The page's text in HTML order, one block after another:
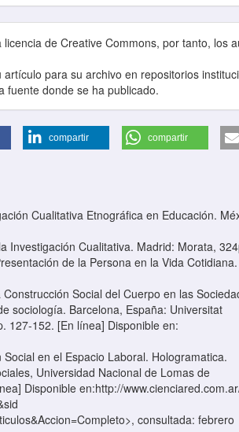
de Creative Commons, por tanto, los
para su archivo en repositorios
fuente donde se ha publicado.
compartir compartir
Cualitativa Etnográfica en Educación.
Investigación Cualitativa. Madrid: Morata,
de la Persona en la Vida Cotidiana.
Social del Cuerpo en las
sociología. Barcelona, España: Universitat
127-152. [En línea] Disponible en:
en el Espacio Laboral. Hologramatica.
Universidad Nacional de Lomas de
Disponible en:http://
consultada: febrero